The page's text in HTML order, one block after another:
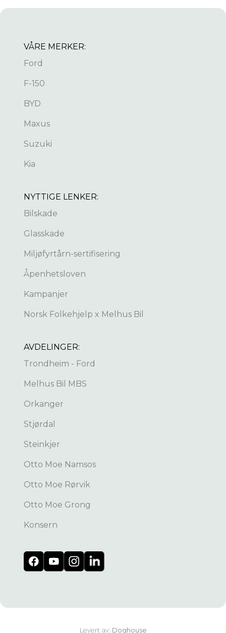
VÅRE MERKER:
Ford
F-150
BYD
Maxus
Suzuki
Kia
NYTTIGE LENKER:
Bilskade
Glasskade
Miljøfyrtårn-sertifisering
Åpenhetsloven
Kampanjer
Norsk Folkehjelp x Melhus Bil
AVDELINGER:
Trondheim - Ford
Melhus Bil MBS
Orkanger
Stjørdal
Steinkjer
Otto Moe Namsos
Otto Moe Rørvik
Otto Moe Grong
Konsern
Levert av: Doghouse